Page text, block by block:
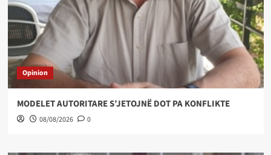
Opinion
MODELET AUTORITARE S’JETOJNË DOT PA KONFLIKTE
08/08/2026 0